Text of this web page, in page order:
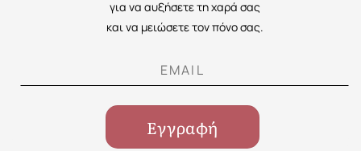
για να αυξήσετε τη χαρά σας
και να μειώσετε τον πόνο σας.